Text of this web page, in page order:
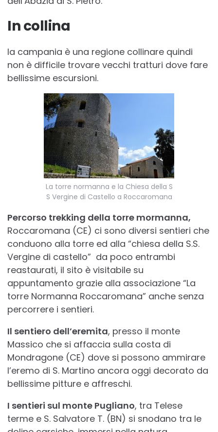
In collina
la campania è una regione collinare quindi
non è difficile trovare vecchi tratturi dove fare
bellissime escursioni.
La torre normanna e la Chiesa della S
S Vergine di Castello a Roccaromana
Percorso trekking della torre mormanna,
Roccaromana (CE) ci sono diversi sentieri che
conduono alla torre ed alla “chiesa della S.S.
Vergine di castello” da poco entrambi
reastaurati, il sito è visitabile su
appuntamento grazie alla associazione “La
torre Normanna Roccaromana” anche senza
percorrere i sentieri.
Il sentiero dell’eremita, presso il monte
Massico che si affaccia sulla costa di
Mondragone (CE) dove si possono ammirare
l’eremo di S. Martino ancora oggi decorato da
bellissime pitture e affreschi.
I sentieri sul monte Pugliano, tra Telese
terme e S. Salvatore T. (BN) si snodano tra le